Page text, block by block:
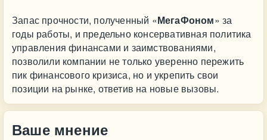
Запас прочности, полученный «МегаФоном» за
годы работы, и предельно консервативная политика
управления финансами и заимствованиями,
позволили компании не только уверенно пережить
пик финансового кризиса, но и укрепить свои
позиции на рынке, ответив на новые вызовы.
Ваше мнение